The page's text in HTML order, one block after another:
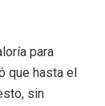
para
que hasta el
sin